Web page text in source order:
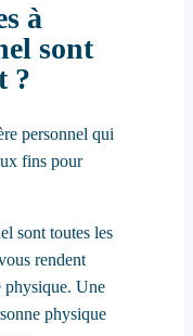
à
sont
?
personnel qui
fins pour
sont toutes les
rendent
physique. Une
physique